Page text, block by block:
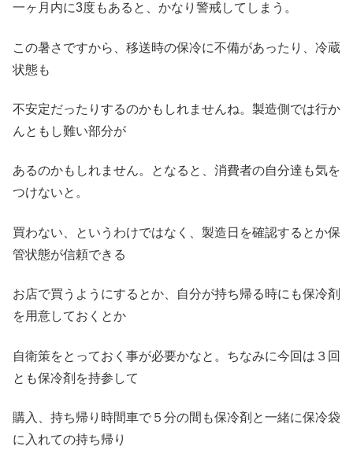
一ヶ月内に3度もあると、かなり警戒してしまう。
この暑さですから、移送時の保冷に不備があったり、冷蔵
状態も
不安定だったりするのかもしれませんね。製造側では行か
んともし難い部分が
あるのかもしれません。となると、消費者の自分達も気を
つけないと。
買わない、というわけではなく、製造日を確認するとか保
管状態が信頼できる
お店で買うようにするとか、自分が持ち帰る時にも保冷剤
を用意しておくとか
自衛策をとっておく事が必要かなと。ちなみに今回は３回
とも保冷剤を持参して
購入、持ち帰り時間車で５分の間も保冷剤と一緒に保冷袋
に入れての持ち帰り